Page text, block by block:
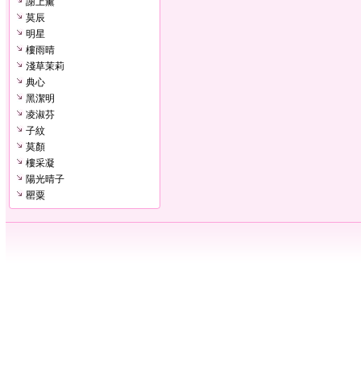
莫辰
明星
樓雨晴
淺草茉莉
典心
黑潔明
凌淑芬
子紋
莫顏
樓采凝
陽光晴子
罌粟